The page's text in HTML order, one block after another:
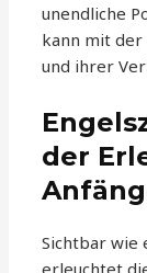
unendliche
kann mit der
und ihrer
der
Sichtbar wie